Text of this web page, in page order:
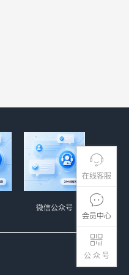
在线客服
会员中心
公 众 号
微信公众号